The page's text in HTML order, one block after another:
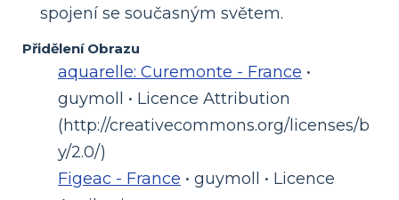
spojení se současným světem.
Přidělení Obrazu
aquarelle: Curemonte - France •
guymoll • Licence Attribution
(http://creativecommons.org/licenses/b
y/2.0/)
Figeac - France • guymoll • Licence